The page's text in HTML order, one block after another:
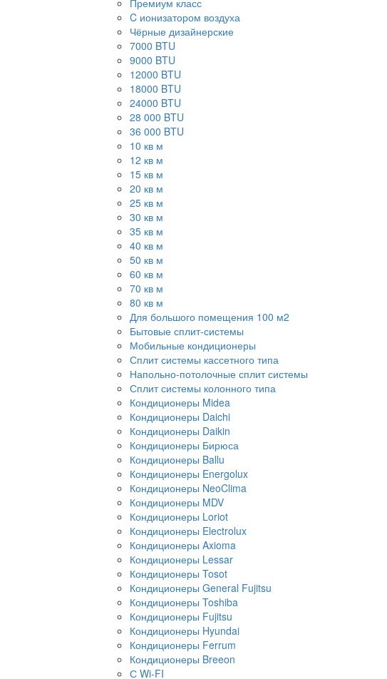
Премиум класс
C ионизатором воздуха
Чёрные дизайнерские
7000 BTU
9000 BTU
12000 BTU
18000 BTU
24000 BTU
28 000 BTU
36 000 BTU
10 кв м
12 кв м
15 кв м
20 кв м
25 кв м
30 кв м
35 кв м
40 кв м
50 кв м
60 кв м
70 кв м
80 кв м
Для большого помещения 100 м2
Бытовые сплит-системы
Мобильные кондиционеры
Сплит системы кассетного типа
Напольно-потолочные сплит системы
Сплит системы колонного типа
Кондиционеры Midea
Кондиционеры Daichi
Кондиционеры Daikin
Кондиционеры Бирюса
Кондиционеры Ballu
Кондиционеры Energolux
Кондиционеры NeoClima
Кондиционеры MDV
Кондиционеры Loriot
Кондиционеры Electrolux
Кондиционеры Axioma
Кондиционеры Lessar
Кондиционеры Tosot
Кондиционеры General Fujitsu
Кондиционеры Toshiba
Кондиционеры Fujitsu
Кондиционеры Hyundai
Кондиционеры Ferrum
Кондиционеры Breeon
С Wi-FI